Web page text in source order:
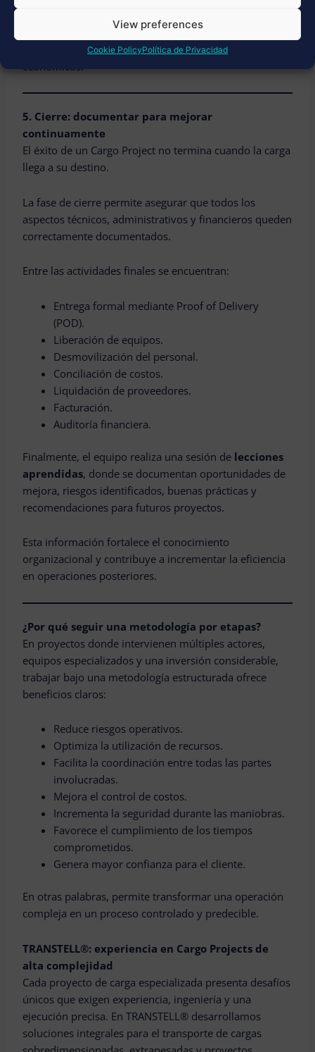
View preferences
Cookie PolicyPolítica de Privacidad
tiempo real se convierte en un activo estratégico para
tomar decisiones rápidas y minimizar impactos
económicos.
5. Cierre: documentar para mejorar
continuamente
El éxito de un Cargo Project no termina cuando la carga
llega a su destino.
La fase de cierre permite asegurar que todos los
aspectos técnicos, administrativos y financieros queden
correctamente documentados.
Entre las actividades finales se encuentran:
Entrega formal mediante Proof of Delivery
(POD).
Liberación de equipos.
Desmovilización del personal.
Conciliación de costos.
Liquidación de proveedores.
Facturación.
Auditoría financiera.
Finalmente, el equipo realiza una sesión de lecciones
aprendidas, donde se documentan oportunidades de
mejora, riesgos identificados, buenas prácticas y
recomendaciones para futuros proyectos.
Esta información fortalece el conocimiento
organizacional y contribuye a incrementar la eficiencia
en operaciones posteriores.
¿Por qué seguir una metodología por etapas?
En proyectos donde intervienen múltiples actores,
equipos especializados y una inversión considerable,
trabajar bajo una metodología estructurada ofrece
beneficios claros:
Reduce riesgos operativos.
Optimiza la utilización de recursos.
Facilita la coordinación entre todas las partes
involucradas.
Mejora el control de costos.
Incrementa la seguridad durante las maniobras.
Favorece el cumplimiento de los tiempos
comprometidos.
Genera mayor confianza para el cliente.
En otras palabras, permite transformar una operación
compleja en un proceso controlado y predecible.
TRANSTELL®: experiencia en Cargo Projects de
alta complejidad
Cada proyecto de carga especializada presenta desafíos
únicos que exigen experiencia, ingeniería y una
ejecución precisa. En TRANSTELL® desarrollamos
soluciones integrales para el transporte de cargas